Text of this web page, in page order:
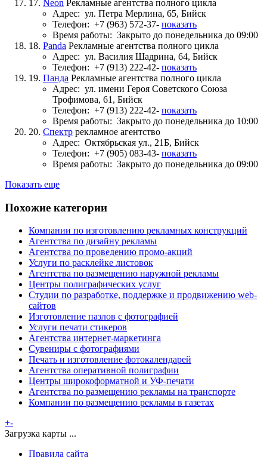
17. Neon Рекламные агентства полного цикла
Адрес: ул. Петра Мерлина, 65, Бийск
Телефон: +7 (963) 572-37- показать
Время работы: Закрыто до понедельника до 09:00
18. Panda Рекламные агентства полного цикла
Адрес: ул. Василия Шадрина, 64, Бийск
Телефон: +7 (913) 222-42- показать
19. Панда Рекламные агентства полного цикла
Адрес: ул. имени Героя Советского Союза
Трофимова, 61, Бийск
Телефон: +7 (913) 222-42- показать
Время работы: Закрыто до понедельника до 10:00
20. Спектр рекламное агентство
Адрес: Октябрьская ул., 21Б, Бийск
Телефон: +7 (905) 083-43- показать
Время работы: Закрыто до понедельника до 09:00
Показать еще
Похожие категории
Компании по изготовлению рекламных конструкций
Агентства по дизайну рекламы
Агентства по проведению промо-акций
Услуги по расклейке листовок
Агентства по размещению наружной рекламы
Центры полиграфических услуг
Студии по разработке, поддержке и продвижению web-
сайтов
Изготовление пазлов с фотографией
Услуги печати стикеров
Агентства интернет-маркетинга
Сувениры с фотографиями
Печать и изготовление фотокалендарей
Агентства оперативной полиграфии
Центры широкоформатной и УФ-печати
Агентства по размещению рекламы на транспорте
Компании по размещению рекламы в газетах
+-
Загрузка карты ...
Правила сайта